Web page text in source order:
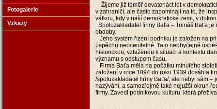
Fotogalerie
Vzkazy
Žijeme již téměř devatenáct let v
v zahraničí, ale často zapomínají na to, že
válkou, kdy v naší demokratické zemi, v
Spoluzakladatel firmy Baťa – Tomáš Baťa je
obdoby.
Jeho systém řízení podniku je založen na
úspěchu neocenitelné. Tato neobyčejně
historickou, vztaženou k situaci a kontextu
významu s odstupem času.
Firma Baťa měla na počátku minulého
založení v roce 1894 do roku 1939 dosáhla
/spoluzakladatel firmy Baťa/, ale nebyl sám –
nazýváni, a samozřejmě také nejužší okruh
firmy. Zavedl podnikovou kulturu, která